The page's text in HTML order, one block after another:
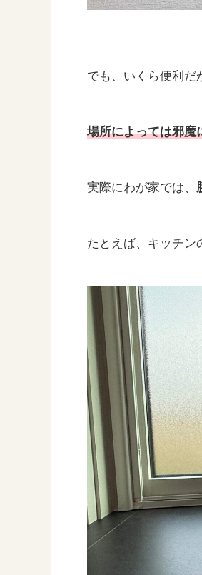
でも、いくら便利だ
場所によっては邪魔
実際にわが家では、
たとえば、キッチン